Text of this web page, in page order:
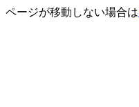
ページが移動しない場合は